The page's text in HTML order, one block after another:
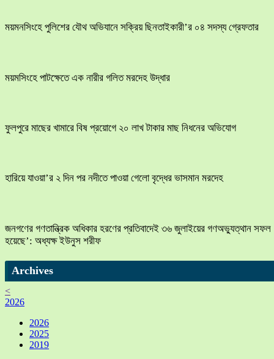
ময়মনসিংহে পুলিশের যৌথ অভিযানে সক্রিয় ছিনতাইকারী’র ০৪ সদস্য গ্রেফতার
ময়মসিংহে পাটক্ষেতে এক নারীর গলিত মরদেহ উদ্ধার
ফুলপুরে মাছের খামারে বিষ প্রয়োগে ২০ লাখ টাকার মাছ নিধনের অভিযোগ
হারিয়ে যাওয়া’র ২ দিন পর নদীতে পাওয়া গেলো বৃদ্ধের ভাসমান মরদেহ
জনগণের গণতান্ত্রিক অধিকার হরণের প্রতিবাদেই ৩৬ জুলাইয়ের গণঅভ্যুত্থান সফল
হয়েছে’: অধ্যক্ষ ইউনুস শরীফ
Archives
<
2026
2026
2025
2019